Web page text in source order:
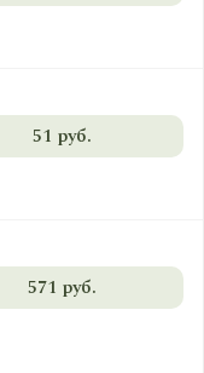
51 руб.
571 руб.